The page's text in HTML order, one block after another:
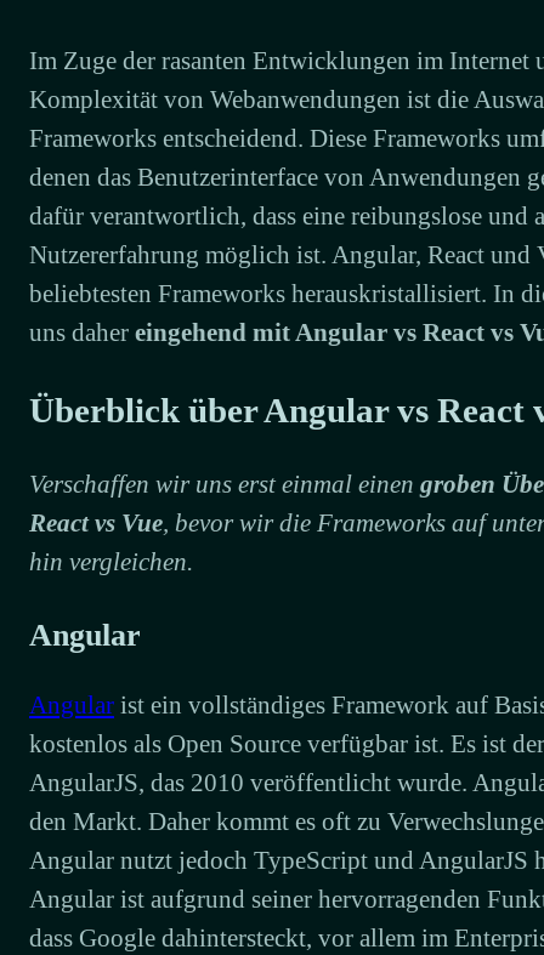
Im Zuge der rasanten Entwicklungen im Internet
Komplexität von Webanwendungen ist die
Frameworks entscheidend. Diese Frameworks
denen das Benutzerinterface von Anwendungen
dafür verantwortlich, dass eine reibungslose und
Nutzererfahrung möglich ist. Angular, React und
beliebtesten Frameworks herauskristallisiert. In
uns daher eingehend mit Angular vs React vs
Überblick über Angular vs React
Verschaffen wir uns erst einmal einen groben
React vs Vue, bevor wir die Frameworks auf
hin vergleichen.
Angular
Angular ist ein vollständiges Framework auf
kostenlos als Open Source verfügbar ist. Es ist
AngularJS, das 2010 veröffentlicht wurde.
den Markt. Daher kommt es oft zu
Angular nutzt jedoch TypeScript und AngularJS
Angular ist aufgrund seiner hervorragenden
dass Google dahintersteckt, vor allem im